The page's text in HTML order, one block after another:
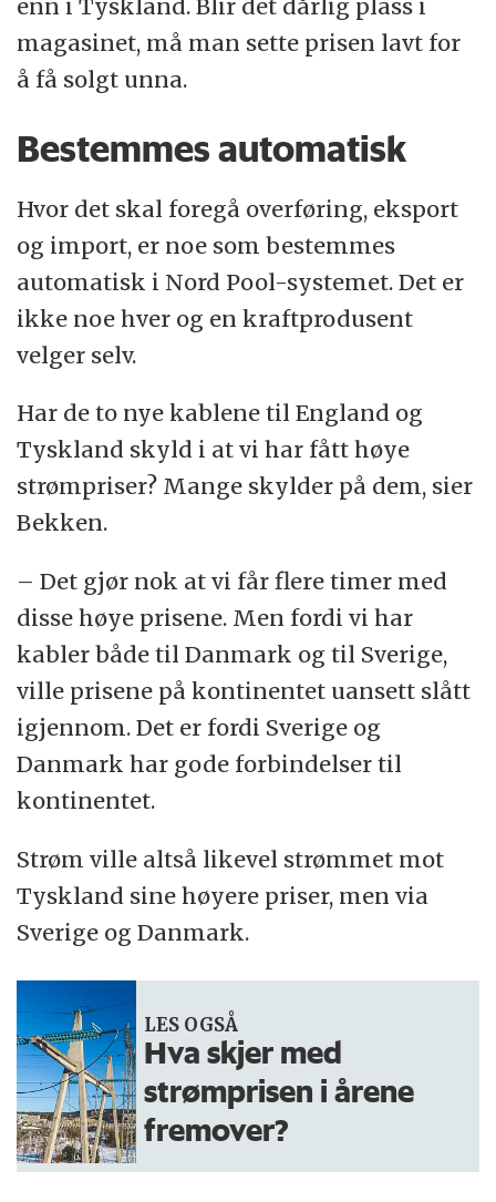
enn i Tyskland. Blir det dårlig plass i
magasinet, må man sette prisen lavt for
å få solgt unna.
Bestemmes automatisk
Hvor det skal foregå overføring, eksport
og import, er noe som bestemmes
automatisk i Nord Pool-systemet. Det er
ikke noe hver og en kraftprodusent
velger selv.
Har de to nye kablene til England og
Tyskland skyld i at vi har fått høye
strømpriser? Mange skylder på dem, sier
Bekken.
– Det gjør nok at vi får flere timer med
disse høye prisene. Men fordi vi har
kabler både til Danmark og til Sverige,
ville prisene på kontinentet uansett slått
igjennom. Det er fordi Sverige og
Danmark har gode forbindelser til
kontinentet.
Strøm ville altså likevel strømmet mot
Tyskland sine høyere priser, men via
Sverige og Danmark.
LES OGSÅ
Hva skjer med
strømprisen i årene
fremover?